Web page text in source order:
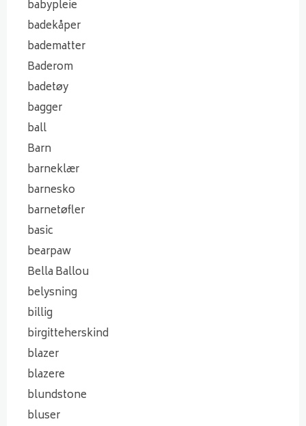
babypleie
badekåper
badematter
Baderom
badetøy
bagger
ball
Barn
barneklær
barnesko
barnetøfler
basic
bearpaw
Bella Ballou
belysning
billig
birgitteherskind
blazer
blazere
blundstone
bluser